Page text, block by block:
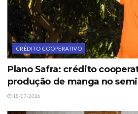
CRÉDITO COOPERATIVO
Plano Safra: crédito
produção de manga no
18/07/2026